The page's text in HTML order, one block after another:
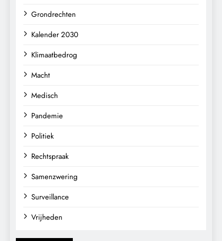
Grondrechten
Kalender 2030
Klimaatbedrog
Macht
Medisch
Pandemie
Politiek
Rechtspraak
Samenzwering
Surveillance
Vrijheden